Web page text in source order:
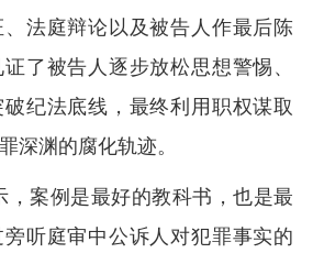
法庭辩论以及被告人 作最后 陈
证了被告人逐步放松思想警惕、
纪法底线，最终利用职权谋取
深渊的腐化轨迹。
，案例是最好的教科书，也是最
旁听庭审中公诉人对犯罪事实的